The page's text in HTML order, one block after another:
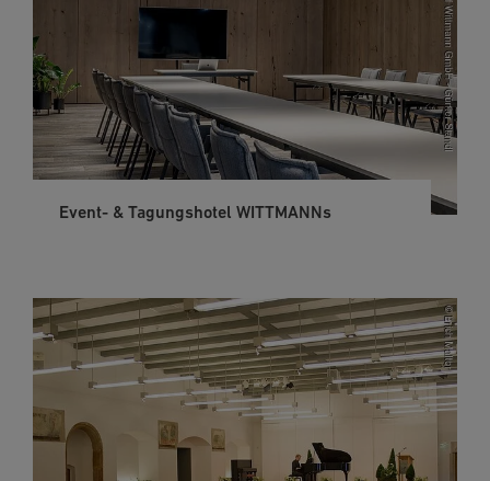
Event- & Tagungshotel WITTMANNs